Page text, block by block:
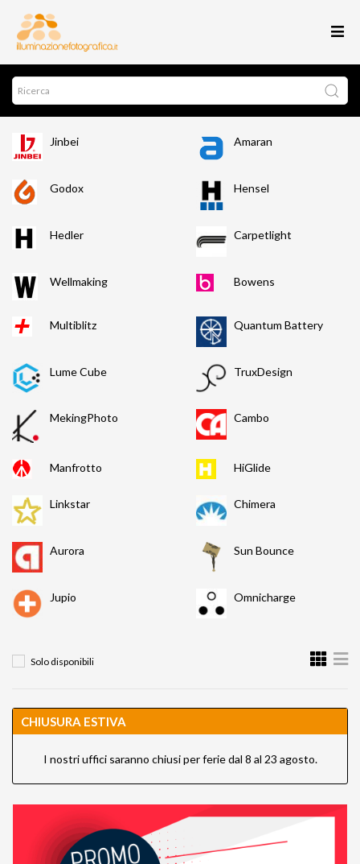
Jinbei Amaran
Godox Hensel
Hedler Carpetlight
Wellmaking Bowens
Multiblitz Quantum Battery
Lume Cube TruxDesign
MekingPhoto Cambo
Manfrotto HiGlide
Linkstar Chimera
Aurora Sun Bounce
Jupio Omnicharge
Solo disponibili
CHIUSURA ESTIVA
I nostri uffici saranno chiusi per ferie dal 8 al 23 agosto.